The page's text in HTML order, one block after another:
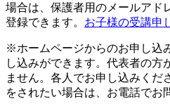
場合は、保護者用のメールアド
登録できます。 お子様の受講申
※ホームページからのお申し込
し込みができます。代表者の方
ません。各人でお申し込みくだ
をされたい場合は、お電話でお